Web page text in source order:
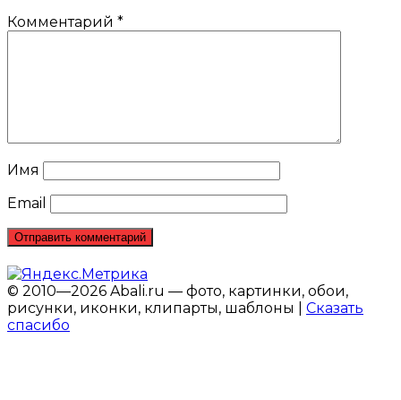
Комментарий *
Имя
Email
© 2010—2026 Abali.ru — фото, картинки, обои,
рисунки, иконки, клипарты, шаблоны | Сказать
спасибо